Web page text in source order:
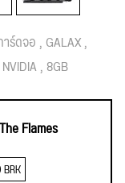
ร์ดจอ GALAX
NVIDIA 8GB
Flames